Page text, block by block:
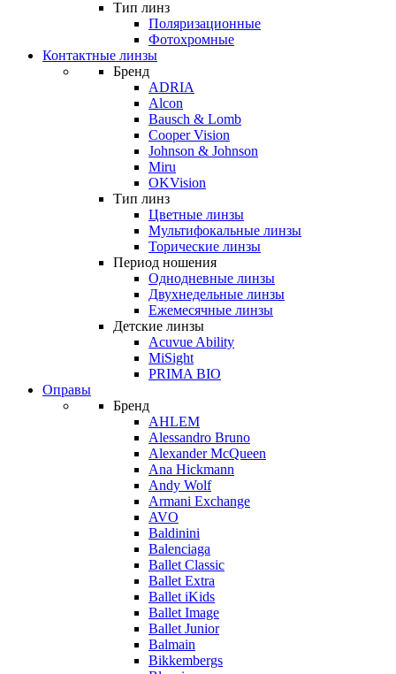
Тип линз
Поляризационные
Фотохромные
Контактные линзы
Бренд
ADRIA
Alcon
Bausch & Lomb
Cooper Vision
Johnson & Johnson
Miru
OKVision
Тип линз
Цветные линзы
Мультифокальные линзы
Торические линзы
Период ношения
Однодневные линзы
Двухнедельные линзы
Ежемесячные линзы
Детские линзы
Acuvue Ability
MiSight
PRIMA BIO
Оправы
Бренд
AHLEM
Alessandro Bruno
Alexander McQueen
Ana Hickmann
Andy Wolf
Armani Exchange
AVO
Baldinini
Balenciaga
Ballet Classic
Ballet Extra
Ballet iKids
Ballet Image
Ballet Junior
Balmain
Bikkembergs